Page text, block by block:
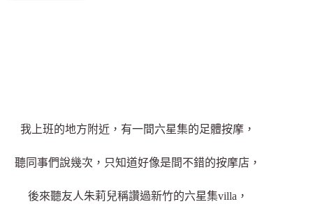
我上班的地方附近，有一間六星集的足體按摩，
聽同事們說幾次，只知道好像是間不錯的按摩店，
後來聽友人朱莉兒稱讚過新竹的六星集villa，